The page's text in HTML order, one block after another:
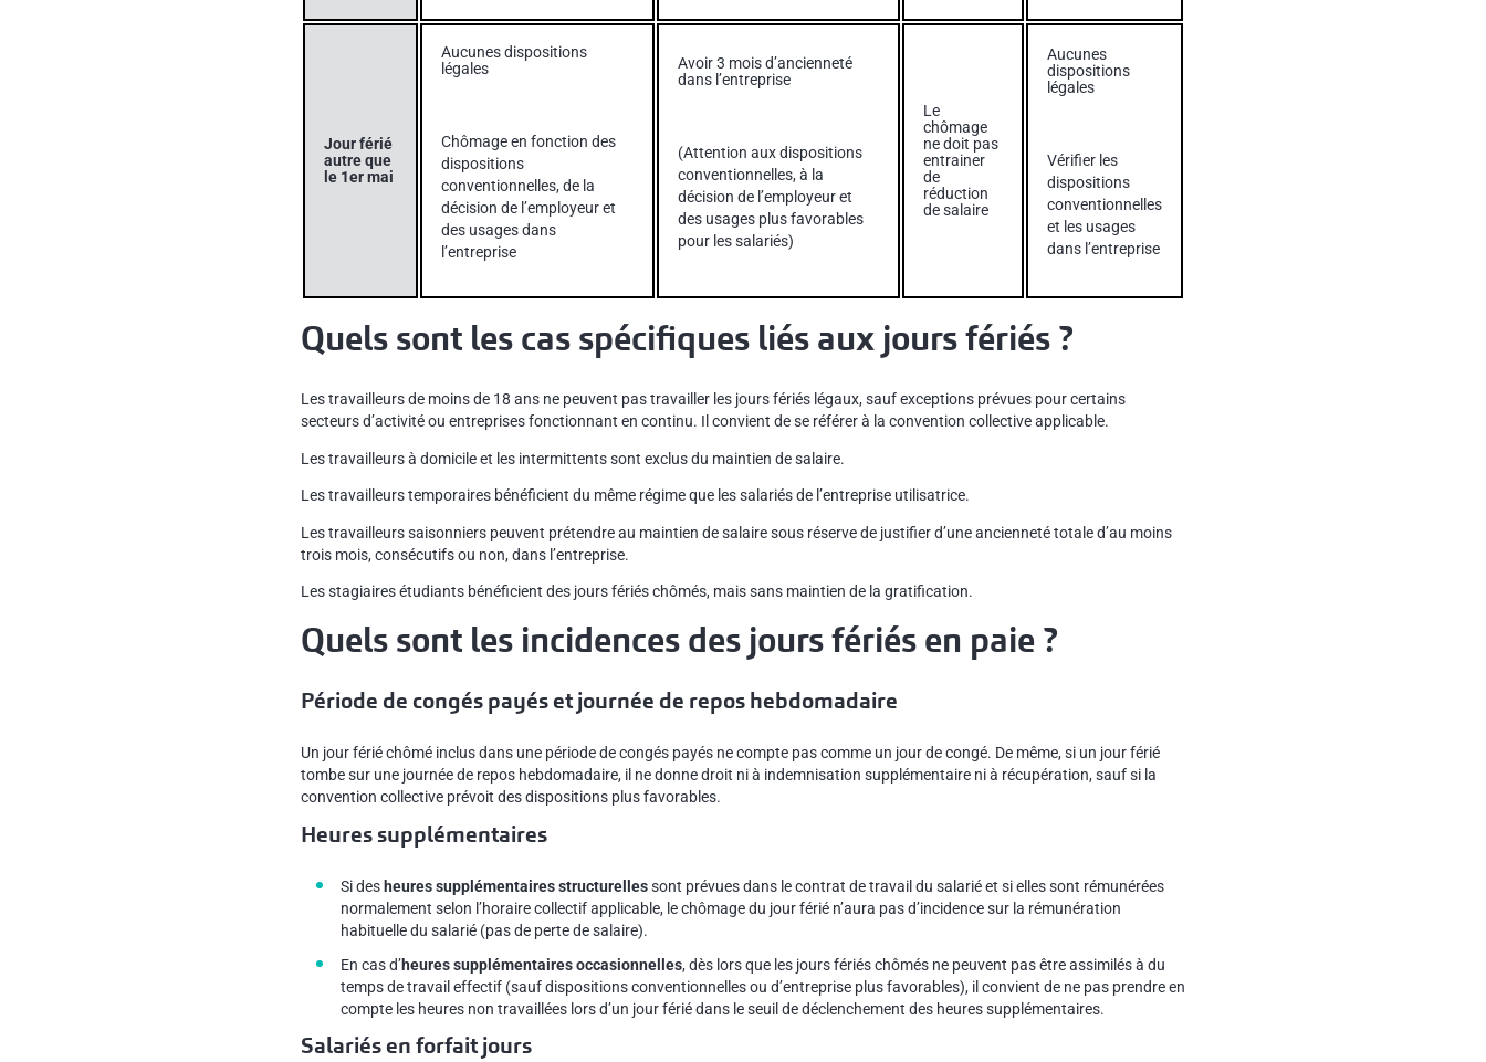
Jour férié
autre que
le 1er mai
Aucunes dispositions
légales
Chômage en fonction des
dispositions
conventionnelles, de la
décision de l’employeur et
des usages dans
l’entreprise
Avoir 3 mois d’ancienneté
dans l’entreprise
(Attention aux dispositions
conventionnelles, à la
décision de l’employeur et
des usages plus favorables
pour les salariés)
Le
chômage
ne doit pas
entrainer
de
réduction
de salaire
Aucunes
dispositions
légales
Vérifier les
dispositions
conventionnelles
et les usages
dans l’entreprise
Quels sont les cas spécifiques liés aux jours fériés ?
Les travailleurs de moins de 18 ans ne peuvent pas travailler les jours fériés légaux, sauf exceptions prévues pour certains
secteurs d’activité ou entreprises fonctionnant en continu. Il convient de se référer à la convention collective applicable.
Les travailleurs à domicile et les intermittents sont exclus du maintien de salaire.
Les travailleurs temporaires bénéficient du même régime que les salariés de l’entreprise utilisatrice.
Les travailleurs saisonniers peuvent prétendre au maintien de salaire sous réserve de justifier d’une ancienneté totale d’au moins
trois mois, consécutifs ou non, dans l’entreprise.
Les stagiaires étudiants bénéficient des jours fériés chômés, mais sans maintien de la gratification.
Quels sont les incidences des jours fériés en paie ?
Période de congés payés et journée de repos hebdomadaire
Un jour férié chômé inclus dans une période de congés payés ne compte pas comme un jour de congé. De même, si un jour férié
tombe sur une journée de repos hebdomadaire, il ne donne droit ni à indemnisation supplémentaire ni à récupération, sauf si la
convention collective prévoit des dispositions plus favorables.
Heures supplémentaires
Si des heures supplémentaires structurellessont prévues dans le contrat de travail du salarié et si elles sont rémunérées
normalement selon l’horaire collectif applicable, le chômage du jour férié n’aura pas d’incidence sur la rémunération
habituelle du salarié (pas de perte de salaire).
En cas d’heures supplémentaires occasionnelles, dès lors que les jours fériés chômés ne peuvent pas être assimilés à du
temps de travail effectif (sauf dispositions conventionnelles ou d’entreprise plus favorables), il convient de ne pas prendre en
compte les heures non travaillées lors d’un jour férié dans le seuil de déclenchement des heures supplémentaires.
Salariés en forfait jours